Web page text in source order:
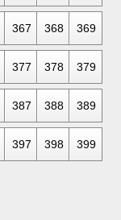
367 368 369
377 378 379
387 388 389
397 398 399